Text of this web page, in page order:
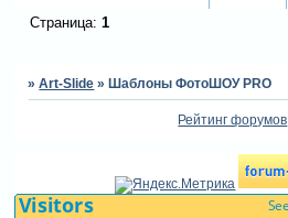
Страница: 1
»Art-Slide »Шаблоны ФотоШОУ PRO
Рейтинг форумов